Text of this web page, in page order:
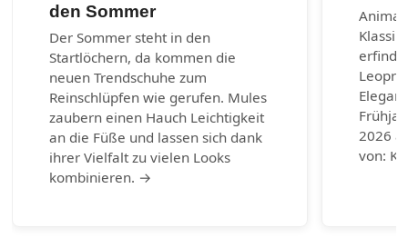
den Sommer
Der Sommer steht in den
Startlöchern, da kommen die
neuen Trendschuhe zum
Reinschlüpfen wie gerufen. Mules
zaubern einen Hauch Leichtigkeit
an die Füße und lassen sich dank
ihrer Vielfalt zu vielen Looks
kombinieren. →
2026
von: